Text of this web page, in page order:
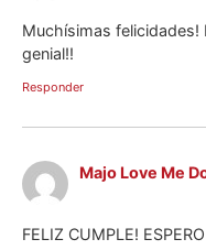
Muchísimas felicidades!
genial!!
Responder
Majo Love Me
FELIZ CUMPLE!